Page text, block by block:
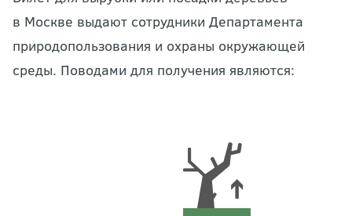
в Москве выдают сотрудники Департамента
природопользования и охраны окружающей
среды. Поводами для получения являются: